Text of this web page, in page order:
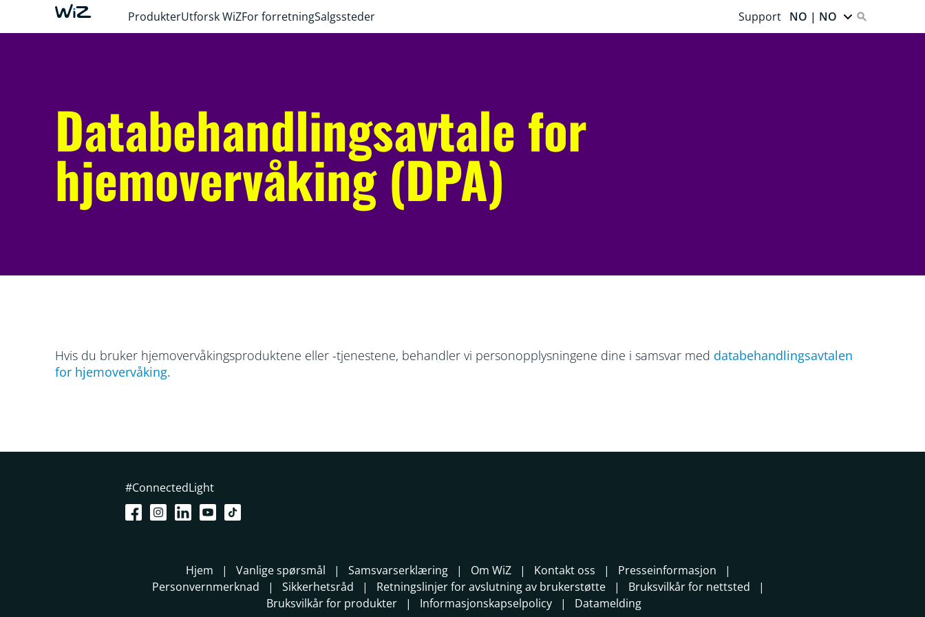
ProdukterUtforsk WiZFor forretningSalgssteder Support NO | NO
Databehandlingsavtale for
hjemovervåking (DPA)
Hvis du bruker hjemovervåkingsproduktene eller -tjenestene, behandler vi personopplysningene dine i samsvar med databehandlingsavtalen
for hjemovervåking.
#ConnectedLight
Hjem Vanlige spørsmål Samsvarserklæring Om WiZ Kontakt oss
Presseinformasjon
Personvernmerknad
Sikkerhetsråd Retningslinjer for avslutning av brukerstøtte
Bruksvilkår for nettsted
Bruksvilkår for produkter
Informasjonskapselpolicy Datamelding